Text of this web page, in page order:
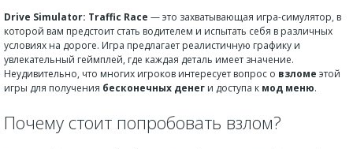
Drive Simulator: Traffic Race — это захватывающая игра-симулятор, в
которой вам предстоит стать водителем и испытать себя в различных
условиях на дороге. Игра предлагает реалистичную графику и
увлекательный геймплей, где каждая деталь имеет значение.
Неудивительно, что многих игроков интересует вопрос о взломе этой
игры для получения бесконечных денег и доступа к мод меню.
Почему стоит попробовать взлом?